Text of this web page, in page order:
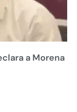
a Morena